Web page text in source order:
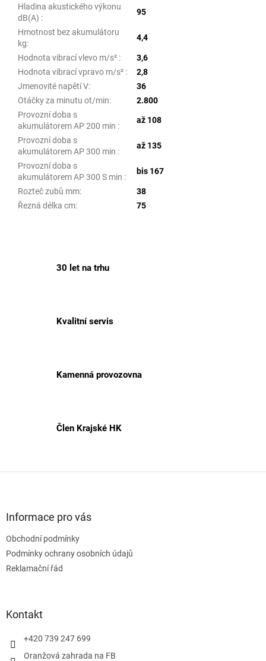
30 let na trhu
Kvalitní servis
Kamenná provozovna
Člen Krajské HK
Hladina akustického výkonu
dB(A) :
95
Hmotnost bez akumulátoru
kg:
4,4
Hodnota vibrací vlevo m/s² :
3,6
Hodnota vibrací vpravo m/s² :
2,8
Jmenovité napětí V:
36
Otáčky za minutu ot/min:
2.800
Provozní doba s
akumulátorem AP 200 min :
až 108
Provozní doba s
akumulátorem AP 300 min :
až 135
Provozní doba s
akumulátorem AP 300 S min :
bis 167
Rozteč zubů mm:
38
Řezná délka cm: 75
Informace pro vás
Obchodní podmínky
Podmínky ochrany osobních údajů
Reklamační řád
Kontakt
+420 739 247 699
Oranžová zahrada na FB